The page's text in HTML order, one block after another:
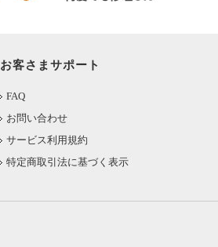
お客さまサポート
FAQ
お問い合わせ
サービス利用規約
特定商取引法に基づく表示